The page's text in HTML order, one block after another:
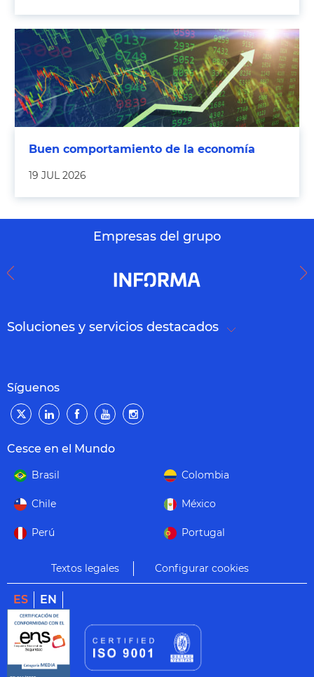
Buen comportamiento de la economía
19 JUL 2026
Empresas del grupo
Soluciones y servicios destacados
Síguenos
Cesce en el Mundo
Brasil Colombia
Chile México
Perú Portugal
Textos legales Configurar cookies
ES EN